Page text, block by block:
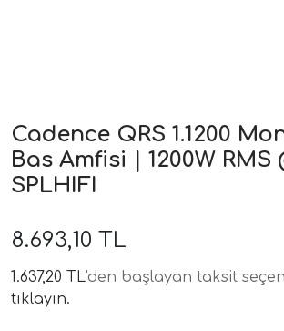
Cadence QRS 1.1200
Bas Amfisi | 1200W RMS
SPLHIFI
8.693,10 TL
1.637,20 TL'den başlayan taksit
tıklayın.